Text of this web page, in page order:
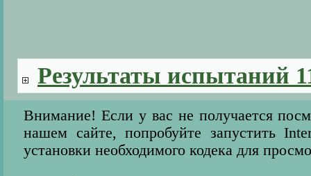
Результаты испытаний
Внимание! Если у вас не получается
нашем сайте, попробуйте запустить
установки необходимого кодека для